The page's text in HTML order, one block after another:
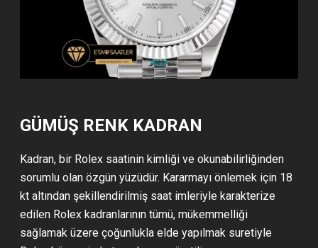
GÜMÜŞ RENK KADRAN
Kadran, bir Rolex saatinin kimliği ve okunabilirliğinden
sorumlu olan özgün yüzüdür. Kararmayı önlemek için 18
kt altından şekillendirilmiş saat imleriyle karakterize
edilen Rolex kadranlarının tümü, mükemmelliği
sağlamak üzere çoğunlukla elde yapılmak suretiyle